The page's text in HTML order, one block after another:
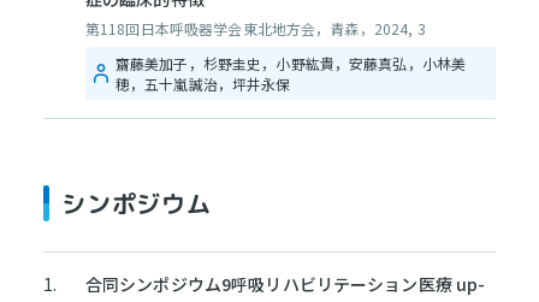
第118回日本呼吸器学会東北地方会，青森，2024, 3
齋藤美加子，杉野圭史，小野紘貴，安藤真弘，小林美
穂，五十嵐誠治，坪井永保
シンポジウム
合同シンポジウム9呼吸リハビリテーション医療 up-